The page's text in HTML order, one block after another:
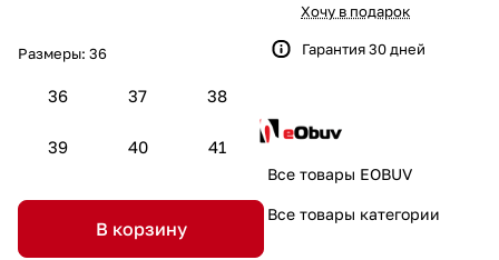
Размеры: 36
36 37 38
39 40 41
В корзину
Хочу в подарок
Гарантия 30 дней
Все товары EOBUV
Все товары категории